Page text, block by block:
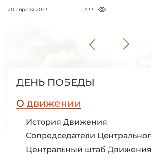
20 апреля 2023 433
ДЕНЬ ПОБЕДЫ
О движении
История Движения
Сопредседатели
Центральный штаб Движения